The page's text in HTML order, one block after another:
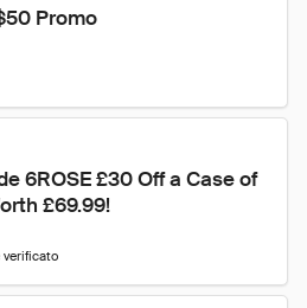
Promo
6ROSE £30 Off a Case of
£69.99!
verificato